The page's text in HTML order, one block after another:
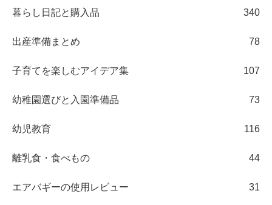
暮らし日記と購入品 340
出産準備まとめ 78
子育てを楽しむアイデア集 107
幼稚園選びと入園準備品 73
幼児教育 116
離乳食・食べもの 44
エアバギーの使用レビュー 31